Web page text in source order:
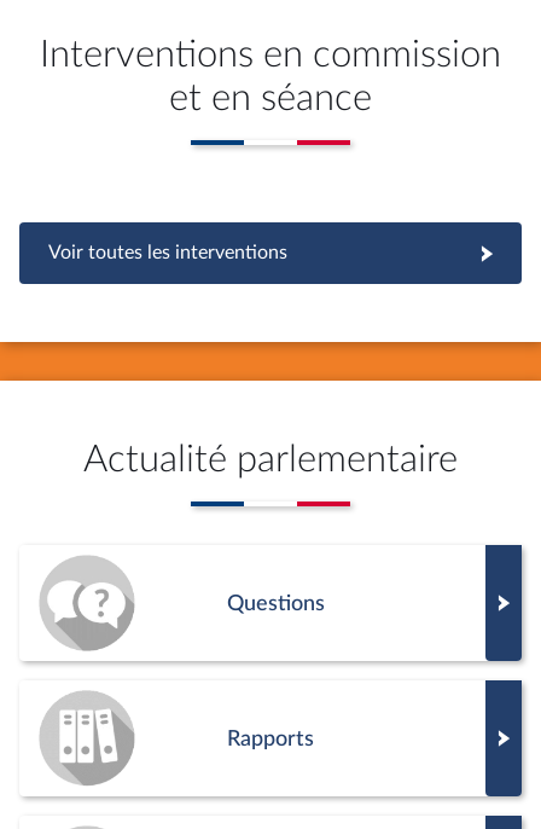
Interventions en commission
et en séance
Voir toutes les interventions
Actualité parlementaire
Questions
Rapports